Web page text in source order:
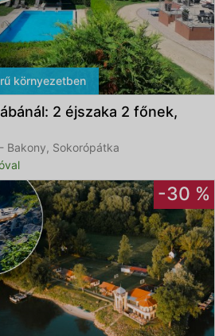
környezetben
2 éjszaka 2 főnek,
Bakony, Sokorópátka
-30 %